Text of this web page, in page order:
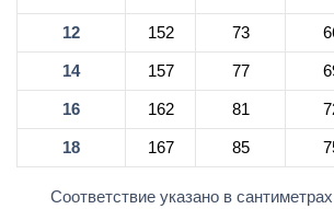
12 152 73
14 157 77
16 162 81
18 167 85
Соответствие указано в